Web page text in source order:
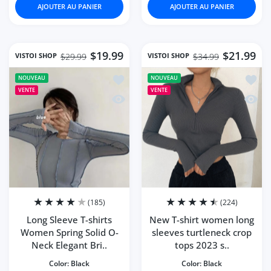
AJOUTER AU PANIER AJOUTER AU PANIER
VISTOI SHOP $19.99
$29.99
NOUVEAU
VENTE
Ajouter à la liste de souhaits Long
Aperçu rapide Long Sleeve T-shirts
(185)
Long Sleeve T-shirts
Women Spring Solid O-
Neck Elegant Bri..
Color: Black
VISTOI SHOP $21.99
$34.99
NOUVEAU
VENTE
(224)
New T-shirt women long
sleeves turtleneck crop
tops 2023 s..
Color: Black